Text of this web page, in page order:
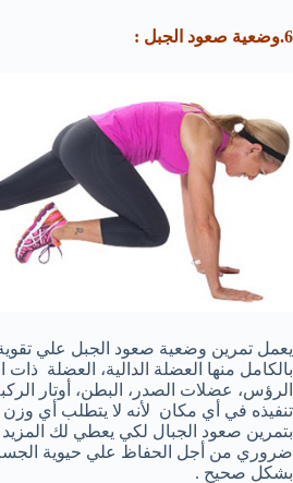
6.وضعية صعود الجبل :
يعمل تمرين وضعية صعود الجبل علي
بالكامل منها العضلة الدالية، العضلة ذات
الرؤس، عضلات الصدر، البطن، أوتار
تنفيذه في أي مكان لأنه لا يتطلب أي وزن .
بتمرين صعود الجبال لكي يعطي لك المزيد
ضروري من أجل الحفاظ علي حيوية الجسم
بشكل صحيح .